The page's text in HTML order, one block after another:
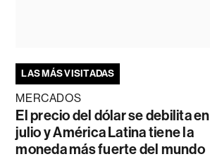
LAS MÁS VISITADAS
MERCADOS
El precio del dólar se debilita en
julio y América Latina tiene la
moneda más fuerte del mundo